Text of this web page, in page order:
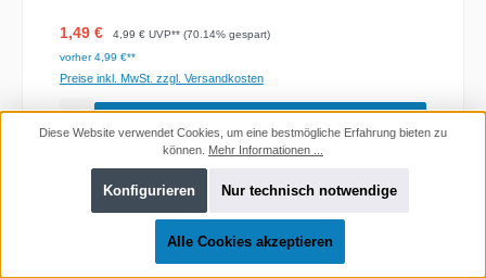
Verkaufspreis:
1,49 € Regulärer Preis:
4,99 € UVP** (70.14% gespart)
vorher 4,99 €**
Preise inkl. MwSt. zzgl. Versandkosten
Diese Website verwendet Cookies, um eine bestmögliche Erfahrung bieten zu
können. Mehr Informationen ...
Nur technisch notwendige
Konfigurieren
Alle Cookies akzeptieren